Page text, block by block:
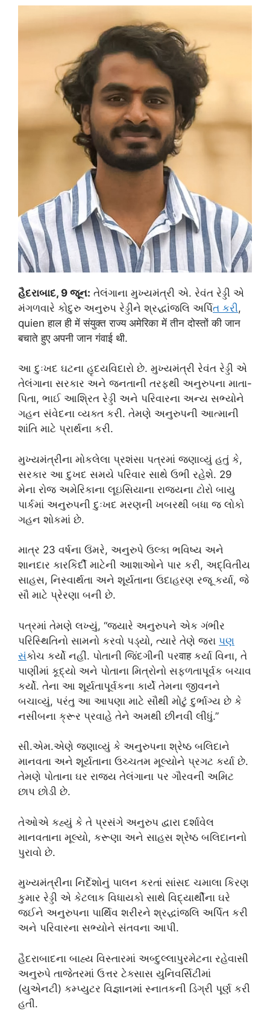
હૈદરાબાદ, 9 જૂન: તેલંગાના મુખ્યમંત્રી એ. રેવંત રેડ્ડી એ
મંગળવારે કોદુરુ અનુરુપ રેડ્ડીને શ્રદ્ધાંજલિ અર્પિત કરી,
quien हाल ही में संयुक्त राज्य अमेरिका में तीन दोस्तों की जान
बचाते हुए अपनी जान गंवाई थी.
આ દુઃખદ ઘટના હૃદયવિદારો છે. મુખ્યમંત્રી રેવંત રેડ્ડી એ
તેલંગાના સરકાર અને જનતાની તરફથી અનુરુપના માતા-
પિતા, ભાઈ આશ્રિત રેડ્ડી અને પરિવારના અન્ય સભ્યોને
ગહન સંવેદના વ્યક્ત કરી. તેમણે અનુરુપની આત્માની
શાંતિ માટે પ્રાર્થના કરી.
મુખ્યમંત્રીના મોકલેલા પ્રશંસા પત્રમાં જણાવ્યું હતું કે,
સરકાર આ દુખદ સમયે પરિવાર સાથે ઉભી રહેશે. 29
મેના રોજ અમેરિકાના લૂઇસિયાના રાજ્યના ટોરો બાયુ
પાર્કમાં અનુરુપની દુઃખદ મરણની ખબરથી બધા જ લોકો
ગહન શોકમાં છે.
માત્ર 23 વર્ષના ઉંમરે, અનુરુપે ઉલ્કા ભવિષ્ય અને
શાનદાર કારકિર્દી માટેની આશાઓને પાર કરી, અદ્વિતીય
સાહસ, નિસ્વાર્થતા અને શૂર્યતાના ઉદાહરણ રજૂ કર્યા, જે
સૌ માટે પ્રેરણા બની છે.
પત્રમાં તેમણે લખ્યું, “જ્યારે અનુરુપને એક ગંભીર
પરિસ્થિતિનો સામનો કરવો પડ્યો, ત્યારે તેણે જરા પણ
સંકોચ કર્યો નહીં. પોતાની જિંદગીની પરवाह કર્યા વિના, તે
પાણીમાં કૂદ્યો અને પોતાના મિત્રોનો સફળતાપૂર્વક બચાવ
કર્યો. તેના આ શૂર્યતાપૂર્વકના કાર્યે તેમના જીવનને
બચાવ્યું, પરંતુ આ આપણા માટે સૌથી મોટું દુર્ભાગ્ય છે કે
નસીબના ક્રૂર પ્રવાહે તેને અમથી છીનવી લીધું.”
સી.એમ.એણે જણાવ્યું કે અનુરુપના શ્રેષ્ઠ બલિદાને
માનવતા અને શૂર્યતાના ઉચ્ચતમ મૂલ્યોને પ્રગટ કર્યા છે.
તેમણે પોતાના ઘર રાજ્ય તેલંગાના પર ગૌરવની અમિટ
છાપ છોડી છે.
તેઓએ કહ્યું કે તે પ્રસંગે અનુરુપ દ્વારા દર્શાવેલ
માનવતાના મૂલ્યો, કરૂણા અને સાહસ શ્રેષ્ઠ બલિદાનનો
પુરાવો છે.
મુખ્યમંત્રીના નિર્દેશોનું પાલન કરતાં સાંસદ ચમાલા કિરણ
કુમાર રેડ્ડી એ કેટલાક વિધાયકો સાથે વિદ્યાર્થીના ઘરે
જઈને અનુરુપના પાર્થિવ શરીરને શ્રદ્ધાંજલિ અર્પિત કરી
અને પરિવારના સભ્યોને સંતવના આપી.
હૈદરાબાદના બાહ્ય વિસ્તારમાં અબ્દુલ્લાપુરમેટના રહેવાસી
અનુરુપે તાજેતરમાં ઉત્તર ટેક્સાસ યુનિવર્સિટીમાં
(યુએનટી) કમ્પ્યુટર વિજ્ઞાનમાં સ્નાતકની ડિગ્રી પૂર્ણ કરી
હતી.